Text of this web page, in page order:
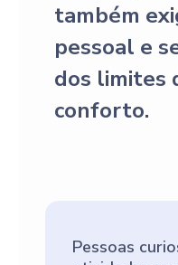
também
pessoal e
dos limites
conforto.
Pessoas